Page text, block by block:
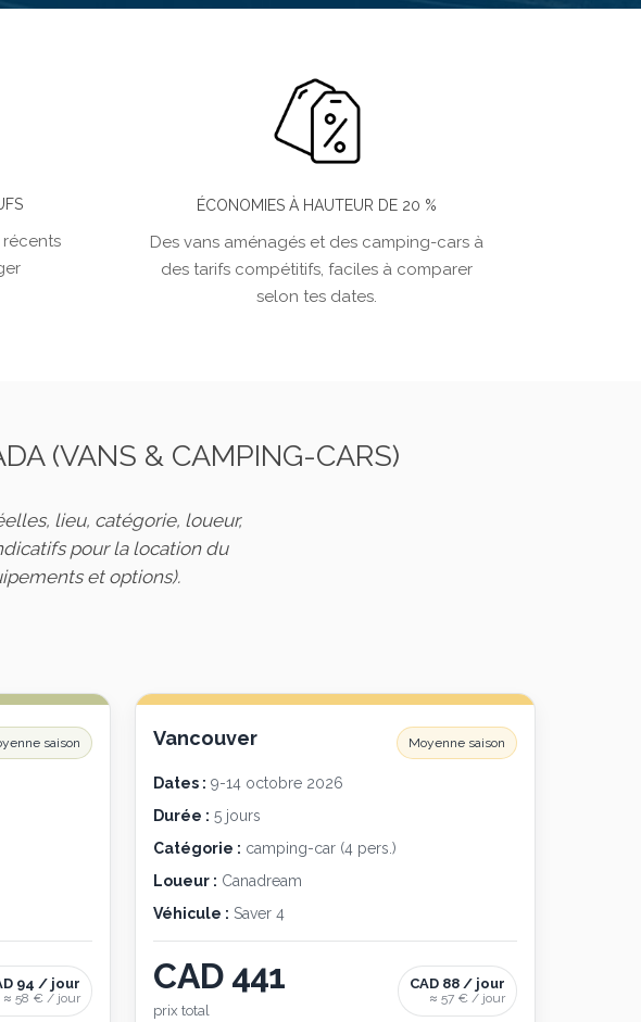
ÉCONOMIES À HAUTEUR DE 20 %
Des vans aménagés et des camping-cars à
des tarifs compétitifs, faciles à comparer
selon tes dates.
(VANS & CAMPING-CARS)
lieu, catégorie, loueur,
pour la location du
et options).
saison
94 / jour
≈ 58 € / jour
Vancouver Moyenne saison
Dates : 9-14 octobre 2026
Durée : 5 jours
Catégorie : camping-car (4 pers.)
Loueur : Canadream
Véhicule : Saver 4
CAD 441
prix total
CAD 88 / jour
≈ 57 € / jour